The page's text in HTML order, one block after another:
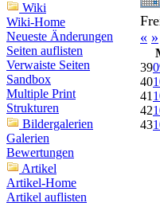
Wiki
Wiki-Home
Neueste Änderungen
Seiten auflisten
Verwaiste Seiten
Sandbox
Multiple Print
Strukturen
Bildergalerien
Galerien
Bewertungen
Artikel
Artikel-Home
Artikel auflisten
« »
39
40
41
42
43